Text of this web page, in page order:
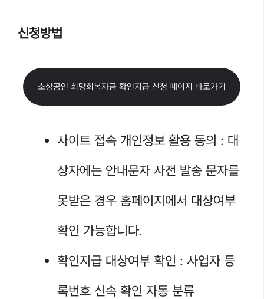
신청방법
소상공인 희망회복자금 확인지급 신청 페이지 바로가기
사이트 접속 개인정보 활용 동의 : 대
상자에는 안내문자 사전 발송 문자를
못받은 경우 홈페이지에서 대상여부
확인 가능합니다.
확인지급 대상여부 확인 : 사업자 등
록번호 신속 확인 자동 분류